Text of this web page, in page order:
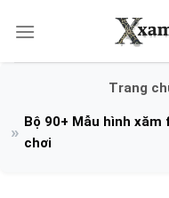
qua
Bộ 90+ Mẫu hình
chơi